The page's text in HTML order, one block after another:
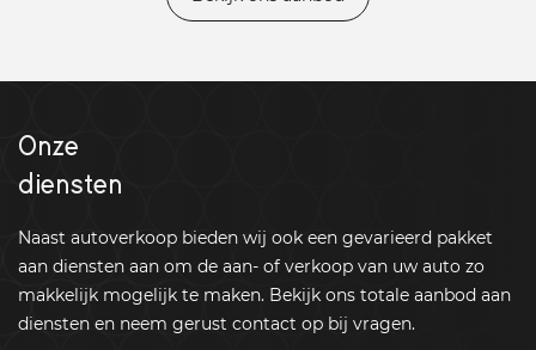
Onze
diensten
Naast autoverkoop bieden wij ook een gevarieerd pakket
aan diensten aan om de aan- of verkoop van uw auto zo
makkelijk mogelijk te maken. Bekijk ons totale aanbod aan
diensten en neem gerust contact op bij vragen.